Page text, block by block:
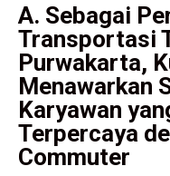
A. Sebagai
Transportasi
Purwakarta,
Menawarkan
Karyawan
Terpercaya
Commuter